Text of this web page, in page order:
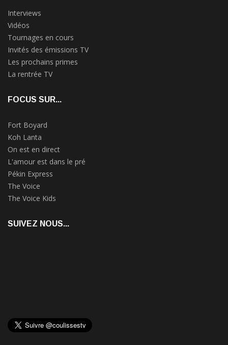
Interviews
Vidéos
Tournages en cours
Invités des émissions TV
Les prochains primes
La rentrée TV
FOCUS SUR...
Fort Boyard
Koh Lanta
On est en direct
L'amour est dans le pré
Pékin Express
The Voice
The Voice Kids
SUIVEZ NOUS...